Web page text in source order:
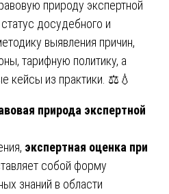
природу экспертной
досудебного и
выявления причин,
тарифную политику, а
кейсы из практики. ⚖️💧
природа экспертной
экспертная оценка при
собой форму
знаний в области